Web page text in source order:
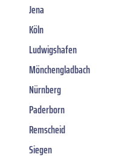
Jena
Köln
Ludwigshafen
Mönchengladbach
Nürnberg
Paderborn
Remscheid
Siegen